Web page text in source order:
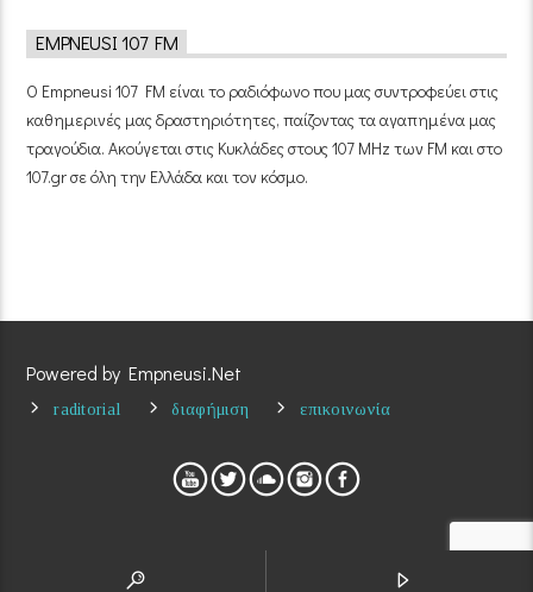
EMPNEUSI 107 FM
Ο Empneusi 107 FM είναι το ραδιόφωνο που μας συντροφεύει στις
καθημερινές μας δραστηριότητες, παίζοντας τα αγαπημένα μας
τραγούδια. Ακούγεται στις Κυκλάδες στους 107 MHz των FM και στο
107.gr σε όλη την Ελλάδα και τον κόσμο.
Powered by Empneusi.Net
raditorial διαφήμιση επικοινωνία